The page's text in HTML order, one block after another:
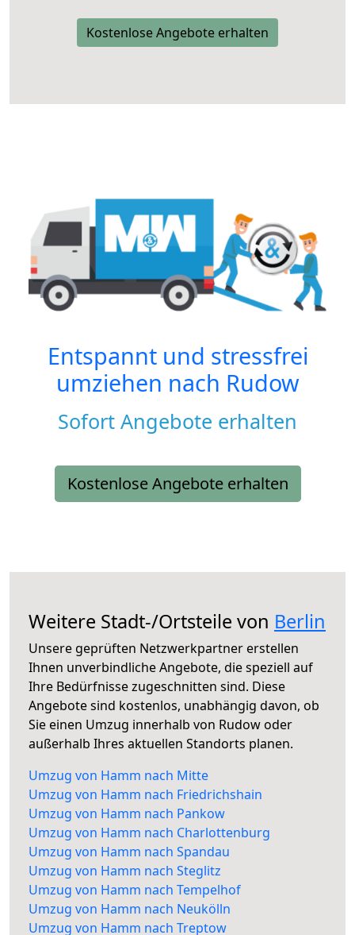
Kostenlose Angebote erhalten
Entspannt und stressfrei
umziehen nach Rudow
Sofort Angebote erhalten
Kostenlose Angebote erhalten
Weitere Stadt-/Ortsteile von Berlin
Unsere geprüften Netzwerkpartner erstellen
Ihnen unverbindliche Angebote, die speziell auf
Ihre Bedürfnisse zugeschnitten sind. Diese
Angebote sind kostenlos, unabhängig davon, ob
Sie einen Umzug innerhalb von Rudow oder
außerhalb Ihres aktuellen Standorts planen.
Umzug von Hamm nach Mitte
Umzug von Hamm nach Friedrichshain
Umzug von Hamm nach Pankow
Umzug von Hamm nach Charlottenburg
Umzug von Hamm nach Spandau
Umzug von Hamm nach Steglitz
Umzug von Hamm nach Tempelhof
Umzug von Hamm nach Neukölln
Umzug von Hamm nach Treptow